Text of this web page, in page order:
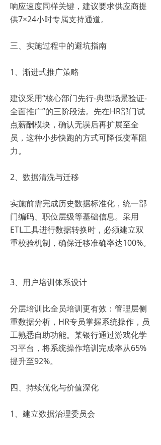
响应速度同样关键，建议要求供应商提
供7×24小时专属支持通道。
三、实施过程中的避坑指南
1、渐进式推广策略
建议采用“核心部门先行-典型场景验证-
全面推广”的三阶段法。先在HR部门试
点薪酬模块，确认无误后再扩展至全
员，这种小步快跑的方式可降低变革阻
力。
2、数据清洗与迁移
实施前需完成历史数据标准化，统一部
门编码、职位层级等基础信息。采用
ETL工具进行数据转换时，必须建立双
重校验机制，确保迁移准确率达100%。
3、用户培训体系设计
分层培训比全员培训更有效：管理层侧
重数据分析，HR专员掌握系统操作，员
工熟悉自助功能。某银行通过游戏化学
习平台，将系统操作培训完成率从65%
提升至92%。
四、持续优化与价值深化
1、建立数据治理委员会